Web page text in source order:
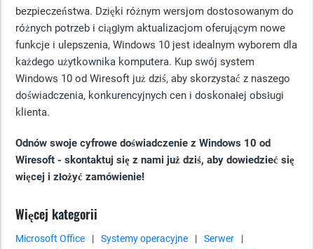
bezpieczeństwa. Dzięki różnym wersjom dostosowanym do
różnych potrzeb i ciągłym aktualizacjom oferującym nowe
funkcje i ulepszenia, Windows 10 jest idealnym wyborem dla
każdego użytkownika komputera. Kup swój system
Windows 10 od Wiresoft już dziś, aby skorzystać z naszego
doświadczenia, konkurencyjnych cen i doskonałej obsługi
klienta.
Odnów swoje cyfrowe doświadczenie z Windows 10 od
Wiresoft - skontaktuj się z nami już dziś, aby dowiedzieć się
więcej i złożyć zamówienie!
Więcej kategorii
Microsoft Office | Systemy operacyjne | Serwer
|